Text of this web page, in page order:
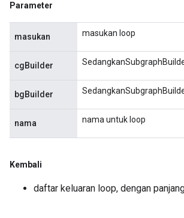
Parameter
masukan masukan loop
cgBuilder
bgBuilder
nama nama untuk loop
Kembali
daftar keluaran loop, dengan